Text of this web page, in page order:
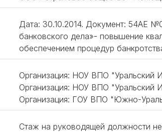
Дата: 30.10.2014. Документ: 54АЕ
банковского дела»- повышение
обеспечением процедур
Организация: НОУ ВПО "Уральский
Организация: НОУ ВПО "Уральский
Организация: ГОУ ВПО "Южно-
Стаж на руководящей должности